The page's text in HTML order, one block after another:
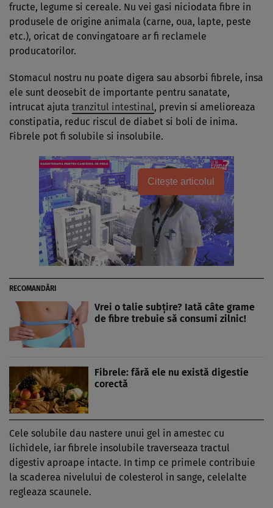
fructe, legume si cereale. Nu vei gasi niciodata fibre in
produsele de origine animala (carne, oua, lapte, peste
etc.), oricat de convingatoare ar fi reclamele
producatorilor.
Stomacul nostru nu poate digera sau absorbi fibrele, insa
ele sunt deosebit de importante pentru sanatate,
intrucat ajuta tranzitul intestinal, previn si amelioreaza
constipatia, reduc riscul de diabet si boli de inima.
Fibrele pot fi solubile si insolubile.
Citește articolul
RECOMANDĂRI
Vrei o talie subţire? Iată câte grame
de fibre trebuie să consumi zilnic!
Fibrele: fără ele nu există digestie
corectă
Cele solubile dau nastere unui gel in amestec cu
lichidele, iar fibrele insolubile traverseaza tractul
digestiv aproape intacte. In timp ce primele contribuie
la scaderea nivelului de colesterol in sange, celelalte
regleaza scaunele.